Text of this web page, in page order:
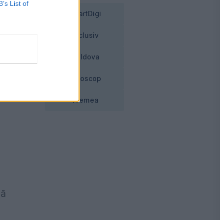
List of
SmartDigi
Exclusiv
Moldova
Horoscop
Vremea